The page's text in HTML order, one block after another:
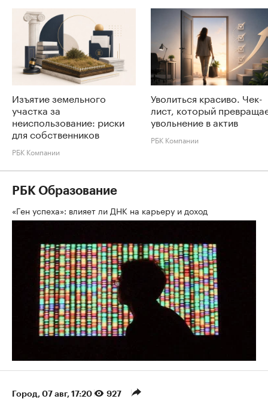
Изъятие земельного
участка за
неиспользование: риски
для собственников
РБК Компании
Уволиться красиво. Чек-
лист, который
увольнение в актив
РБК Компании
РБК Образование
«Ген успеха»: влияет ли ДНК на карьеру и доход
Город 07 авг, 17:20 927